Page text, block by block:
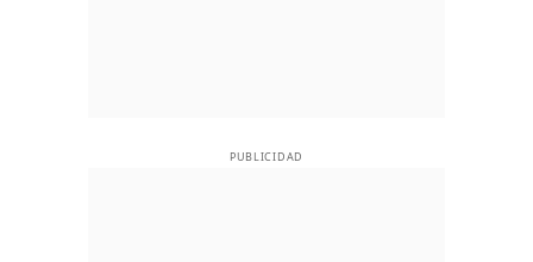
PUBLICIDAD